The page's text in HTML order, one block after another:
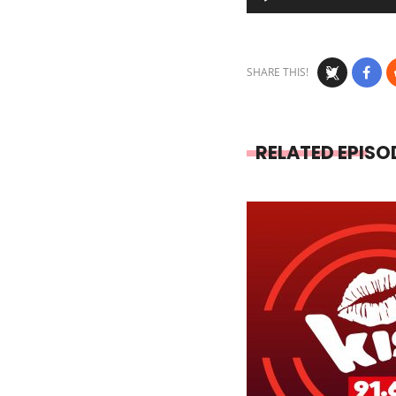
Player
SHARE THIS!
RELATED